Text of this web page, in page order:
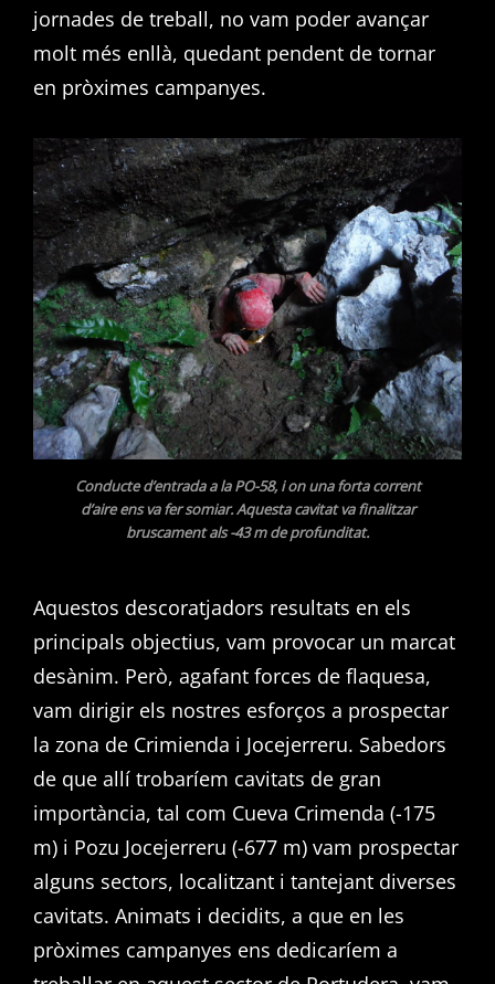
jornades de treball, no vam poder avançar
molt més enllà, quedant pendent de tornar
en pròximes campanyes.
Conducte d’entrada a la PO-58, i on una forta corrent
d’aire ens va fer somiar. Aquesta cavitat va finalitzar
bruscament als -43 m de profunditat.
Aquestos descoratjadors resultats en els
principals objectius, vam provocar un marcat
desànim. Però, agafant forces de flaquesa,
vam dirigir els nostres esforços a prospectar
la zona de Crimienda i Jocejerreru. Sabedors
de que allí trobaríem cavitats de gran
importància, tal com Cueva Crimenda (-175
m) i Pozu Jocejerreru (-677 m) vam prospectar
alguns sectors, localitzant i tantejant diverses
cavitats. Animats i decidits, a que en les
pròximes campanyes ens dedicaríem a